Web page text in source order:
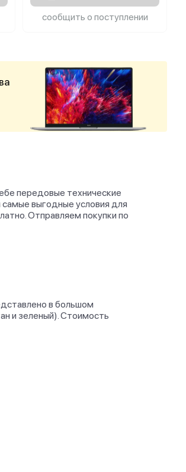
сообщить о поступлении
передовые технические
выгодные условия для
Отправляем покупки по
в большом
и зеленый). Стоимость